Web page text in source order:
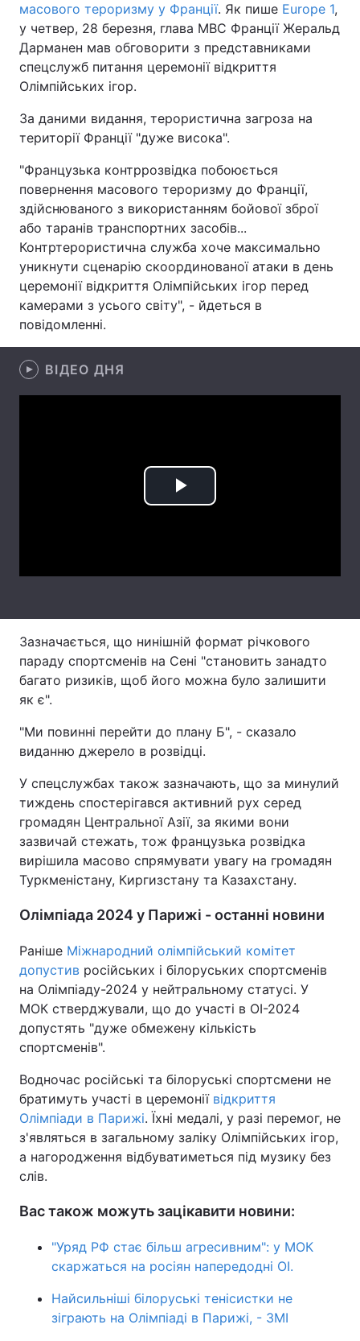
Спорт Наука
Техно і зв'язок Лайт
Зброя
Здоров'я Туризм
Екологія Регіони
Лонгріди
Відео з Youtube Статті
Інтерв'ю Думки
Архів Вакансії
масового тероризму у Франції. Як пише Europe 1,
у четвер, 28 березня, глава МВС Франції Жеральд
Дарманен мав обговорити з представниками
спецслужб питання церемонії відкриття
Олімпійських ігор.
За даними видання, терористична загроза на
території Франції "дуже висока".
"Французька контррозвідка побоюється
повернення масового тероризму до Франції,
здійснюваного з використанням бойової зброї
або таранів транспортних засобів...
Контртерористична служба хоче максимально
уникнути сценарію скоординованої атаки в день
церемонії відкриття Олімпійських ігор перед
камерами з усього світу", - йдеться в
повідомленні.
ВІДЕО ДНЯ
Play
Зазначається, що нинішній формат річкового
параду спортсменів на Сені "становить занадто
багато ризиків, щоб його можна було залишити
як є".
"Ми повинні перейти до плану Б", - сказало
виданню джерело в розвідці.
У спецслужбах також зазначають, що за минулий
тиждень спостерігався активний рух серед
громадян Центральної Азії, за якими вони
зазвичай стежать, тож французька розвідка
вирішила масово спрямувати увагу на громадян
Туркменістану, Киргизстану та Казахстану.
Олімпіада 2024 у Парижі - останні новини
Раніше Міжнародний олімпійський комітет
допустив російських і білоруських спортсменів
на Олімпіаду-2024 у нейтральному статусі. У
МОК стверджували, що до участі в ОІ-2024
допустять "дуже обмежену кількість
спортсменів".
Водночас російські та білоруські спортсмени не
братимуть участі в церемонії відкриття
Олімпіади в Парижі. Їхні медалі, у разі перемог, не
з'являться в загальному заліку Олімпійських ігор,
а нагородження відбуватиметься під музику без
слів.
Вас також можуть зацікавити новини:
"Уряд РФ стає більш агресивним": у МОК
скаржаться на росіян напередодні ОІ.
Найсильніші білоруські тенісистки не
зіграють на Олімпіаді в Парижі, - ЗМІ